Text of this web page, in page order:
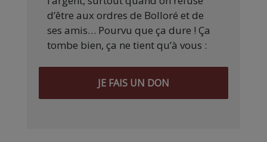
d’être aux ordres de Bolloré et de
ses amis… Pourvu que ça dure ! Ça
tombe bien, ça ne tient qu’à vous :
JE FAIS UN DON